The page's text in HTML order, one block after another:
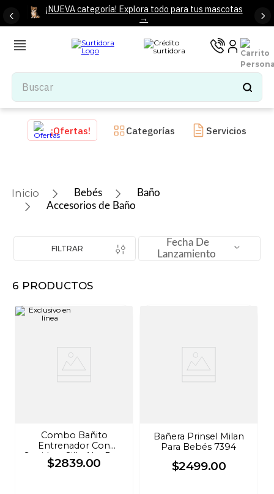
¡NUEVA categoría! Explora todo para tus mascotas
→
Buscar
TÉRMINOS MÁS BUSCADOS
tenis mujer
iphone
colchones
8 .
audifonos
9.
mochila
¡Ofertas! Categorías Servicios
Bebés
Baño
Accesorios de Baño
FILTRAR
Fecha De
Lanzamiento
6 PRODUCTOS
Combo Bañito
Entrenador Con
Sonido + Silla Alta Para
Bebé 5 En 1 Periquera
$2839.00
Bañera Prinsel Milan
Para Bebés 7394
$2499.00